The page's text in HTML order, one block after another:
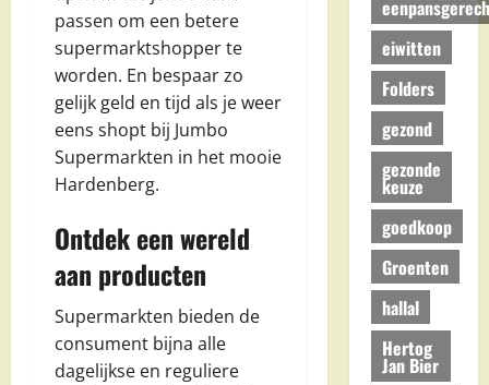
passen om een betere
supermarktshopper te
worden. En bespaar zo
gelijk geld en tijd als je weer
eens shopt bij Jumbo
Supermarkten in het mooie
Hardenberg.
Ontdek een wereld
aan producten
Supermarkten bieden de
consument bijna alle
dagelijkse en reguliere
eiwitten
Folders
gezond
gezonde
keuze
goedkoop
Groenten
hallal
Hertog
Jan Bier